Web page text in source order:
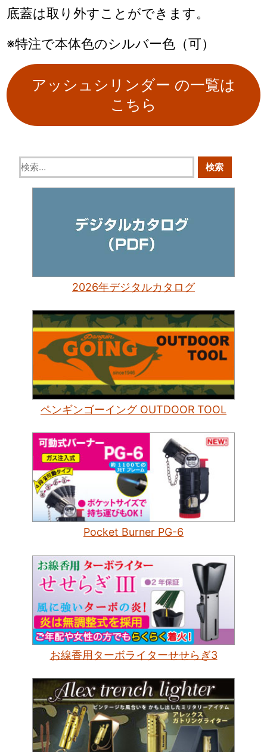
底蓋は取り外すことができます。
※特注で本体色のシルバー色（可）
アッシュシリンダー の一覧は
こちら
2026年デジタルカタログ
ペンギンゴーイング OUTDOOR TOOL
Pocket Burner PG-6
お線香用ターボライターせせらぎ3